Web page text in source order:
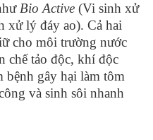
Bio Active (Vi sinh xử
xử lý đáy ao). Cả hai
cho môi trường nước
chế tảo độc, khí độc
bệnh gây hại làm tôm
và sinh sôi nhanh